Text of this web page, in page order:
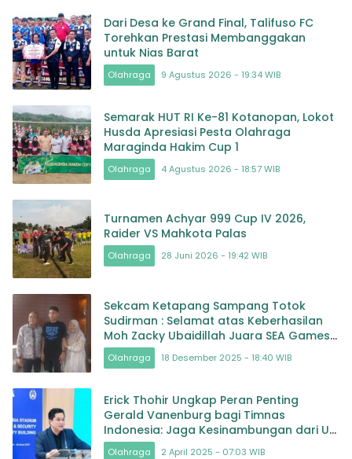
Dari Desa ke Grand Final, Talifuso FC
Torehkan Prestasi Membanggakan
untuk Nias Barat
Olahraga 9 Agustus 2026 - 19:34 WIB
Semarak HUT RI Ke-81 Kotanopan, Lokot
Husda Apresiasi Pesta Olahraga
Maraginda Hakim Cup 1
Olahraga 4 Agustus 2026 - 18:57 WIB
Turnamen Achyar 999 Cup IV 2026,
Raider VS Mahkota Palas
Olahraga 28 Juni 2026 - 19:42 WIB
Sekcam Ketapang Sampang Totok
Sudirman : Selamat atas Keberhasilan
Moh Zacky Ubaidillah Juara SEA Games
di Thailand
Olahraga 18 Desember 2025 - 18:40 WIB
Erick Thohir Ungkap Peran Penting
Gerald Vanenburg bagi Timnas
Indonesia: Jaga Kesinambungan dari U-
17 hingga Senior
Olahraga 2 April 2025 - 07:03 WIB